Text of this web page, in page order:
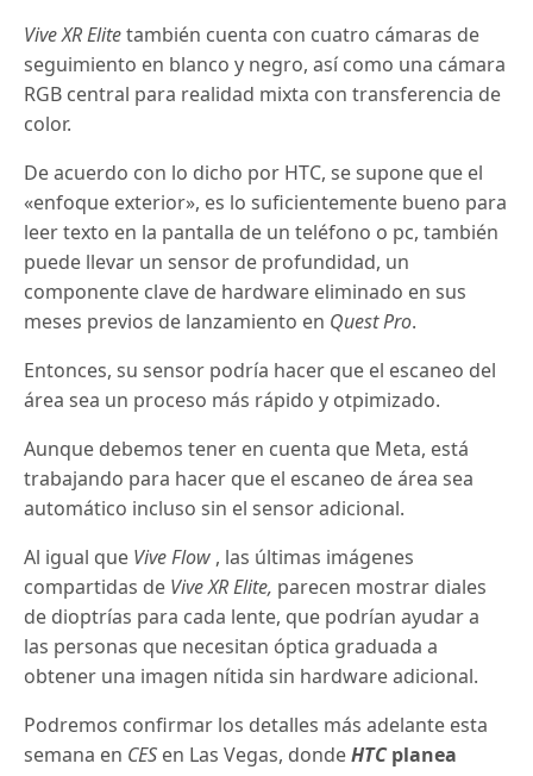
Vive XR Elitetambién cuenta con cuatro cámaras de
seguimiento en blanco y negro, así como una cámara
RGB central para realidad mixta con transferencia de
color.
De acuerdo con lo dicho por HTC, se supone que el
«enfoque exterior», es lo suficientemente bueno para
leer texto en la pantalla de un teléfono o pc, también
puede llevar un sensor de profundidad, un
componente clave de hardware eliminado en sus
meses previos de lanzamiento en Quest Pro.
Entonces, su sensor podría hacer que el escaneo del
área sea un proceso más rápido y otpimizado.
Aunque debemos tener en cuenta que Meta, está
trabajando para hacer que el escaneo de área sea
automático incluso sin el sensor adicional.
Al igual que Vive Flow , las últimas imágenes
compartidas de Vive XR Elite, parecen mostrar diales
de dioptrías para cada lente, que podrían ayudar a
las personas que necesitan óptica graduada a
obtener una imagen nítida sin hardware adicional.
Podremos confirmar los detalles más adelante esta
semana en CES en Las Vegas, dondeHTC planea